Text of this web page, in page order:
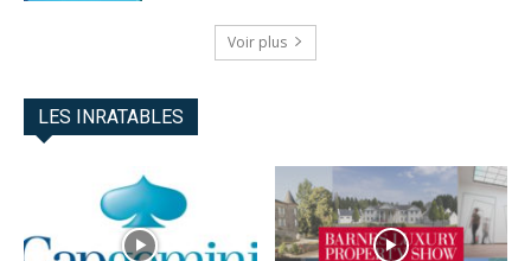
Voir plus
LES INRATABLES